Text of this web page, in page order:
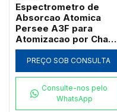
Espectrometro de
Absorcao Atomica
Persee A3F para
Atomizacao por Chama
com Queimador de
Titanio
PREÇO SOB CONSULTA
Consulte-nos pelo
WhatsApp